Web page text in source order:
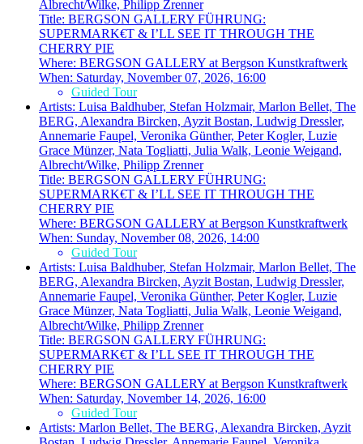
Albrecht/Wilke, Philipp Zrenner
Title: BERGSON GALLERY FÜHRUNG:
SUPERMARK€T & I’LL SEE IT THROUGH THE
CHERRY PIE
Where: BERGSON GALLERY at Bergson Kunstkraftwerk
When: Saturday, November 07, 2026, 16:00
Guided Tour
Artists: Luisa Baldhuber, Stefan Holzmair, Marlon Bellet, The
BERG, Alexandra Bircken, Ayzit Bostan, Ludwig Dressler,
Annemarie Faupel, Veronika Günther, Peter Kogler, Luzie
Grace Münzer, Nata Togliatti, Julia Walk, Leonie Weigand,
Albrecht/Wilke, Philipp Zrenner
Title: BERGSON GALLERY FÜHRUNG:
SUPERMARK€T & I’LL SEE IT THROUGH THE
CHERRY PIE
Where: BERGSON GALLERY at Bergson Kunstkraftwerk
When: Sunday, November 08, 2026, 14:00
Guided Tour
Artists: Luisa Baldhuber, Stefan Holzmair, Marlon Bellet, The
BERG, Alexandra Bircken, Ayzit Bostan, Ludwig Dressler,
Annemarie Faupel, Veronika Günther, Peter Kogler, Luzie
Grace Münzer, Nata Togliatti, Julia Walk, Leonie Weigand,
Albrecht/Wilke, Philipp Zrenner
Title: BERGSON GALLERY FÜHRUNG:
SUPERMARK€T & I’LL SEE IT THROUGH THE
CHERRY PIE
Where: BERGSON GALLERY at Bergson Kunstkraftwerk
When: Saturday, November 14, 2026, 16:00
Guided Tour
Artists: Marlon Bellet, The BERG, Alexandra Bircken, Ayzit